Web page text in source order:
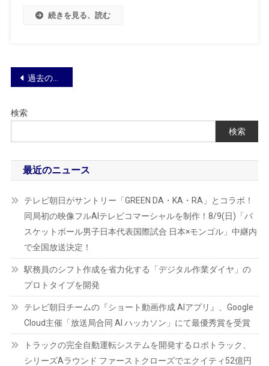
続きを見る、読む
投
ナ
ビ
ゲ
ー
シ
ョ
ン
過去の投稿
検索
検索
最近のニュース
テレビ朝日がサントリー「GREEN DA・KA・RA」とコラボ！
同局初の映像フルAIテレビコマーシャルを制作！8/9(日)「バ
スケットボール男子日本代表国際試合 日本×モンゴル」中継内
で全国放送決定！
駅務員のシフト作成を省力化する「デジタル作業ダイヤ」の
プロトタイプを開発
テレビ朝日チームの『ショート動画作成 AIアプリ』、Google
Cloud主催「放送局合同 AI ハッカソン」にて最優秀賞を受賞
トラックの完全自動運転システムを開発するロボトラック、
シリーズAラウンド ファーストクローズでエクイティ52億円